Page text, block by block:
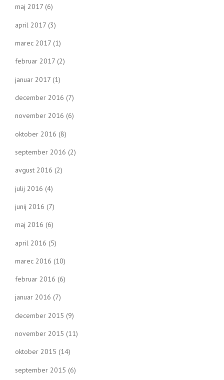
maj 2017 (6)
april 2017 (3)
marec 2017 (1)
februar 2017 (2)
januar 2017 (1)
december 2016 (7)
november 2016 (6)
oktober 2016 (8)
september 2016 (2)
avgust 2016 (2)
julij 2016 (4)
junij 2016 (7)
maj 2016 (6)
april 2016 (5)
marec 2016 (10)
februar 2016 (6)
januar 2016 (7)
december 2015 (9)
november 2015 (11)
oktober 2015 (14)
september 2015 (6)